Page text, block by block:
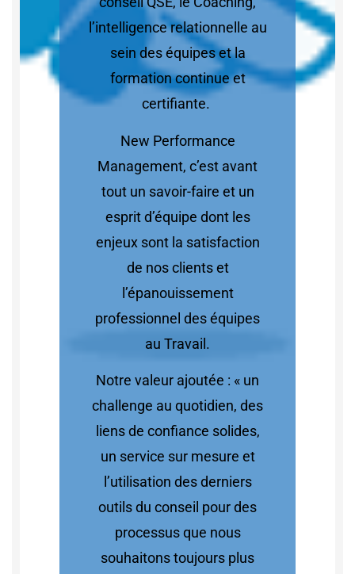
l’intelligence relationnelle au
sein des équipes et la
formation continue et
certifiante.
New Performance
Management, c’est avant
tout un savoir-faire et un
esprit d’équipe dont les
enjeux sont la satisfaction
de nos clients et
l’épanouissement
professionnel des équipes
au Travail.
Notre valeur ajoutée : « un
challenge au quotidien, des
liens de confiance solides,
un service sur mesure et
l’utilisation des derniers
outils du conseil pour des
processus que nous
souhaitons toujours plus